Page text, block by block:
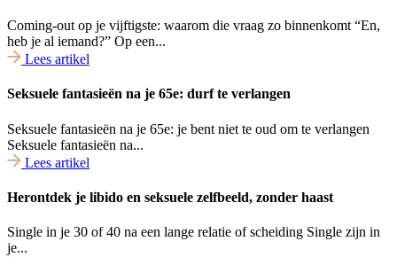
Coming-out op je vijftigste: waarom die vraag zo binnenkomt “En,
heb je al iemand?” Op een...
Lees artikel
Seksuele fantasieën na je 65e: durf te verlangen
Seksuele fantasieën na je 65e: je bent niet te oud om te verlangen
Seksuele fantasieën na...
Lees artikel
Herontdek je libido en seksuele zelfbeeld, zonder haast
Single in je 30 of 40 na een lange relatie of scheiding Single zijn in
je...